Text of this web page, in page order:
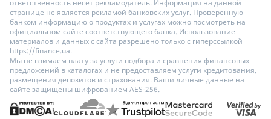
ответственность несёт рекламодатель. Информация на данной
странице не является рекламой банковских услуг. Проверенную
банком информацию о продуктах и услугах можно посмотреть на
официальном сайте соответствующего банка. Использование
материалов и данных с сайта разрешено только с гиперссылкой
https://finance.ua.
Мы не взимаем плату за услуги подбора и сравнения финансовых
предложений в каталогах и не предоставляем услуги кредитования,
размещения депозитов и страхования. Ваши личные данные на
сайте защищены шифрованием AES-256.